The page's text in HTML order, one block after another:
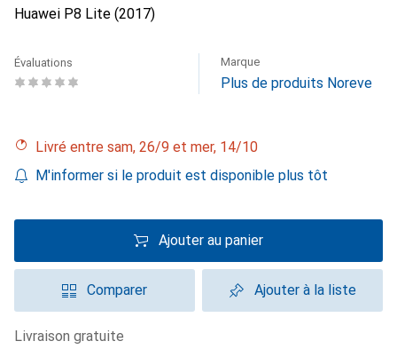
Huawei P8 Lite (2017)
Évaluations Marque
Plus de produits Noreve
Livré entre sam, 26/9 et mer, 14/10
M'informer si le produit est disponible plus tôt
Ajouter au panier
Comparer Ajouter à la liste
livraison gratuite